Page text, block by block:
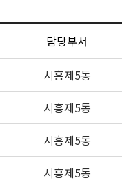
담당부서
시흥제5동
시흥제5동
시흥제5동
시흥제5동